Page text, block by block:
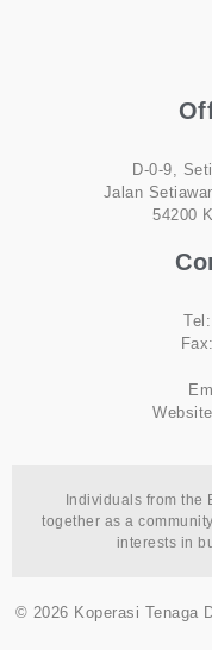
D-0-9,
Jalan
54200
Individuals from the
together as a
interests in
© 2026 Koperasi Tenaga